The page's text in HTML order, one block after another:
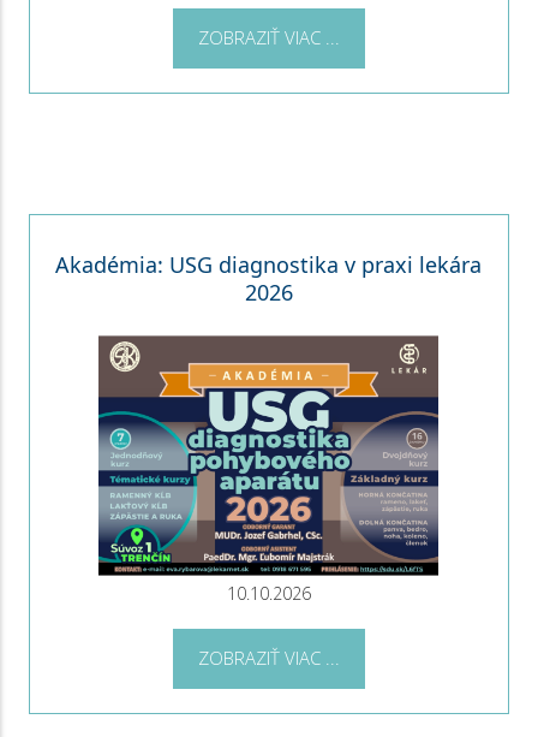
ZOBRAZIŤ VIAC ...
Akadémia: USG diagnostika v praxi lekára
2026
10.10.2026
ZOBRAZIŤ VIAC ...